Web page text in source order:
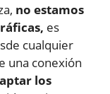
no estamos
es
cualquier
una conexión
los